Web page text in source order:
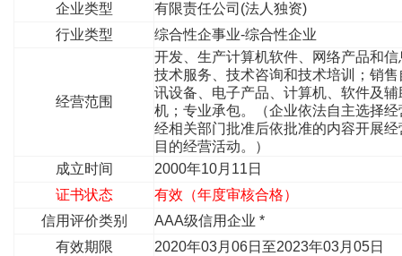
企业类型
有限责任公司(法人独资)
行业类型
综合性企事业-综合性企业
经营范围
开发、生产计算机软件、网络产品和
技术服务、技术咨询和技术培训；销
讯设备、电子产品、计算机、软件及
机；专业承包。（企业依法自主选择
经相关部门批准后依批准的内容开展
目的经营活动。）
成立时间
2000年10月11日
证书状态
有效（年度审核合格）
信用评价类别
AAA级信用企业 *
有效期限
2020年03月06日至2023年03月05日